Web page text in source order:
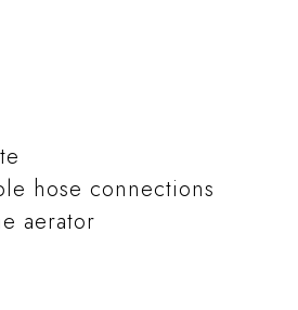
hose connections
aerator